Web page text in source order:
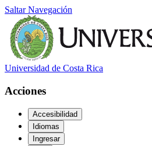
Saltar Navegación
Universidad de Costa Rica
Acciones
Accesibilidad
Idiomas
Ingresar